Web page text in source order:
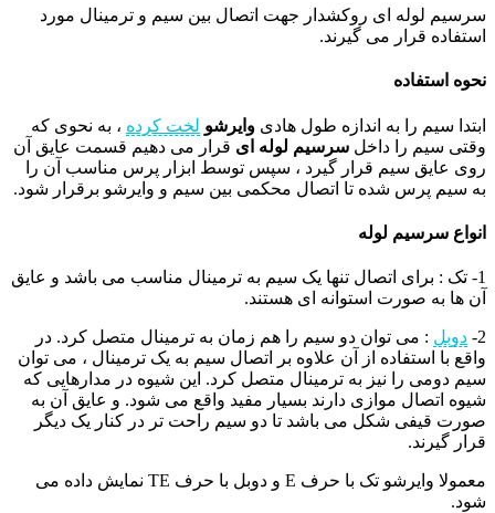
سرسیم لوله ای روکشدار جهت اتصال بین سیم و ترمینال مورد
استفاده قرار می گیرند.
نحوه استفاده
ابتدا سیم را به اندازه طول هادی وایرشو لخت کرده ، به نحوی که
وقتی سیم را داخل سرسیم لوله ای قرار می دهیم قسمت عایق آن
روی عایق سیم قرار گیرد ، سپس توسط ابزار پرس مناسب آن را
به سیم پرس شده تا اتصال محکمی بین سیم و وایرشو برقرار شود.
انواع سرسیم لوله
1- تک : برای اتصال تنها یک سیم به ترمینال مناسب می باشد و عایق
آن ها به صورت استوانه ای هستند.
2- دوبل : می توان دو سیم را هم زمان به ترمینال متصل کرد. در
واقع با استفاده از آن علاوه بر اتصال سیم به یک ترمینال ، می توان
سیم دومی را نیز به ترمینال متصل کرد. این شیوه در مدارهایی که
شیوه اتصال موازی دارند بسیار مفید واقع می شود. و عایق آن به
صورت قیفی شکل می باشد تا دو سیم راحت تر در کنار یک دیگر
قرار گیرند.
معمولا وایرشو تک با حرف E و دوبل با حرف TE نمایش داده می
شود.